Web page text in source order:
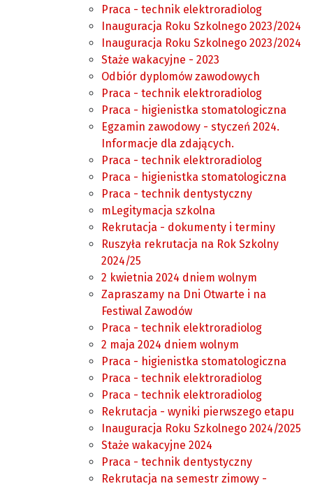
Praca - technik elektroradiolog
Inauguracja Roku Szkolnego 2023/2024
Inauguracja Roku Szkolnego 2023/2024
Staże wakacyjne - 2023
Odbiór dyplomów zawodowych
Praca - technik elektroradiolog
Praca - higienistka stomatologiczna
Egzamin zawodowy - styczeń 2024.
Informacje dla zdających.
Praca - technik elektroradiolog
Praca - higienistka stomatologiczna
Praca - technik dentystyczny
mLegitymacja szkolna
Rekrutacja - dokumenty i terminy
Ruszyła rekrutacja na Rok Szkolny
2024/25
2 kwietnia 2024 dniem wolnym
Zapraszamy na Dni Otwarte i na
Festiwal Zawodów
Praca - technik elektroradiolog
2 maja 2024 dniem wolnym
Praca - higienistka stomatologiczna
Praca - technik elektroradiolog
Praca - technik elektroradiolog
Rekrutacja - wyniki pierwszego etapu
Inauguracja Roku Szkolnego 2024/2025
Staże wakacyjne 2024
Praca - technik dentystyczny
Rekrutacja na semestr zimowy -